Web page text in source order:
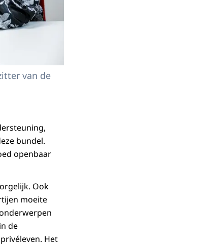
van de
bundel.
openbaar
Ook
moeite
de
Het